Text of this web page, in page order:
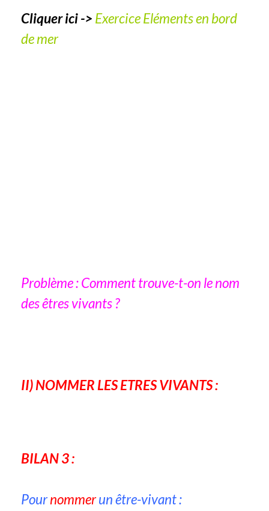
Cliquer ici -> Exercice Eléments en bord
de mer
Problème : Comment trouve-t-on le nom
des êtres vivants ?
II) NOMMER LES ETRES VIVANTS :
BILAN 3 :
Pournommerun être-vivant :